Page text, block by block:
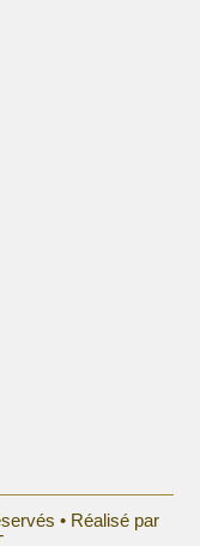
• Réalisé par